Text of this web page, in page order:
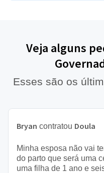
Veja alguns
Esses são os
Bryan contratou Doula
Minha esposa não vai
do parto que será uma
uma filha de 1 ano e